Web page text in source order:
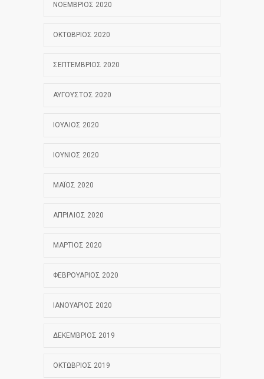
ΝΟΈΜΒΡΙΟΣ 2020
ΟΚΤΏΒΡΙΟΣ 2020
ΣΕΠΤΈΜΒΡΙΟΣ 2020
ΑΎΓΟΥΣΤΟΣ 2020
ΙΟΎΛΙΟΣ 2020
ΙΟΎΝΙΟΣ 2020
ΜΆΙΟΣ 2020
ΑΠΡΊΛΙΟΣ 2020
ΜΆΡΤΙΟΣ 2020
ΦΕΒΡΟΥΆΡΙΟΣ 2020
ΙΑΝΟΥΆΡΙΟΣ 2020
ΔΕΚΈΜΒΡΙΟΣ 2019
ΟΚΤΏΒΡΙΟΣ 2019